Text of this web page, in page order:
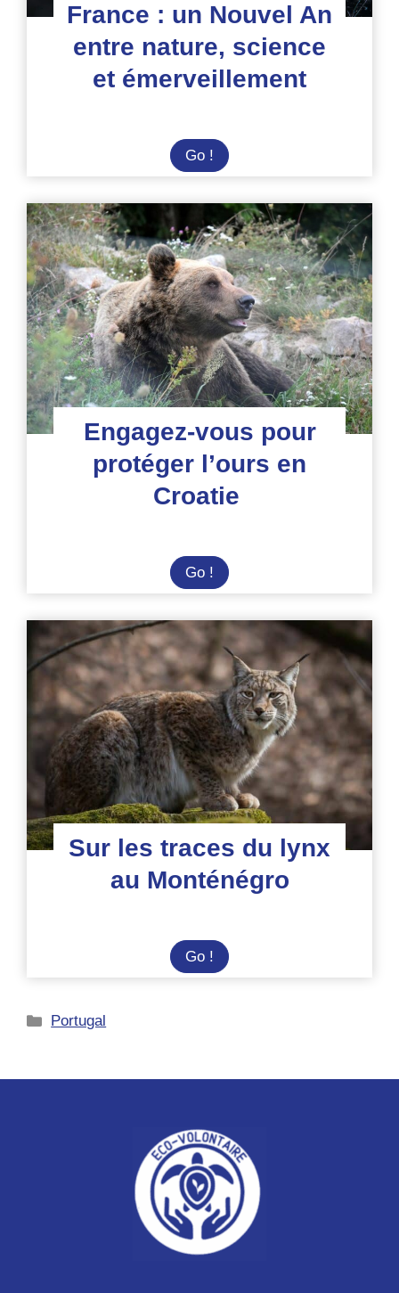
France : un Nouvel An
entre nature, science
et émerveillement
Go ! France
:
un
Nouvel
An
entre
nature,
science
et
émerveillement
Engagez-vous pour
protéger l’ours en
Croatie
Go ! Engagez-
vous
protéger
l’ours
en
Croatie
Sur les traces du lynx
au Monténégro
Go ! Sur
les
Catégories
Portugal